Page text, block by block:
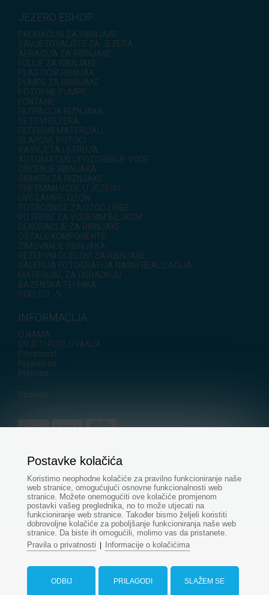
JEZERO ESHOP
PRORAČUNI ZA RIBNJAKE
SAVJETOVALIŠTE ZA JEZERA
AERACIJA ZA RIBNJAKE
FOLIJE ZA RIBNJAKE
PLASTIČNI RIBNJAK
PUMPE ZA RIBNJAKE
POTOPNE PUMPE
FONTANE
FILTRACIJA RIZNJAKA
SETOVI FILTERA
FILTERSKI MATERIJALI
SLAPOVI, POTOCI
RASVJETA i STRUJA
AUTOMATSKI UPOZORENJE VODE
ČIŠĆENJE RIBNJAKA
SKIMERI ZA RIZNJAKE
TRETMAN VODE U JEZERU
UVC LAMPE, OZON
POTROŠNICE ZA UZGOJ RIBE
POTREBE ZA VODENIM BILJKOM
DEKORACIJE ZA RIBNJAKE
OSTALE KOMPONENTE
ZIMOVANJE RIBNJAKA
REZERVNI DIJELOVI ZA RIBNJAKE
GALERIJA FOTOGRAFIJA NAŠIH REALIZACIJA
MATERIJAL ZA UGRADNJU
BAZENSKA TEHNIKA
POPUST -%
INFORMACIJA
O NAMA
UVJETI POSLOVANJA
Privatnost
Prijaviti se
Prijevoz
Cookies
KONTAKT
+421905 500 955
+421 915 696 394
servis@aquapond.sk
© Sva prava pridržana - www.aquapond.hr
Web dizajnod
Postavke kolačića
Koristimo neophodne kolačiće za pravilno funkcioniranje naše
web stranice, omogućujući osnovne funkcionalnosti web
stranice. Možete onemogućiti ove kolačiće promjenom
postavki vašeg preglednika, no to može utjecati na
funkcioniranje web stranice. Također bismo željeli koristiti
dobrovoljne kolačiće za poboljšanje funkcioniranja naše web
stranice. Da biste ih omogućili, molimo vas da pristanete.
Pravila o privatnosti
Informacije o kolačićima
SLAŽEM SE
PRILAGODI
ODBIJ